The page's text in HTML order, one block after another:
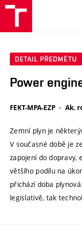
DETAIL PŘEDMĚTU
Power
FEKT-MPA-EZP Ak.
Zemní plyn je
V současné době je
zapojení do dopravy,
většího podílu na
přichází doba
legislativě, tak